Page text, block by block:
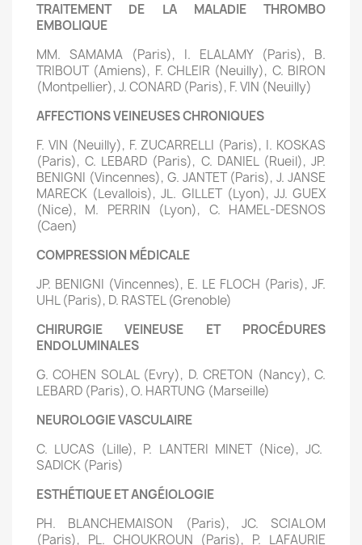
TRAITEMENT DE LA MALADIE THROMBO
EMBOLIQUE
MM. SAMAMA (Paris), I. ELALAMY (Paris), B.
TRIBOUT (Amiens), F. CHLEIR (Neuilly), C. BIRON
(Montpellier), J. CONARD (Paris), F. VIN (Neuilly)
AFFECTIONS VEINEUSES CHRONIQUES
F. VIN (Neuilly), F. ZUCARRELLI (Paris), I. KOSKAS
(Paris), C. LEBARD (Paris), C. DANIEL (Rueil), JP.
BENIGNI (Vincennes), G. JANTET (Paris), J. JANSE
MARECK (Levallois), JL. GILLET (Lyon), JJ. GUEX
(Nice), M. PERRIN (Lyon), C. HAMEL-DESNOS
(Caen)
COMPRESSION MÉDICALE
JP. BENIGNI (Vincennes), E. LE FLOCH (Paris), JF.
UHL (Paris), D. RASTEL (Grenoble)
CHIRURGIE VEINEUSE ET PROCÉDURES
ENDOLUMINALES
G. COHEN SOLAL (Evry), D. CRETON (Nancy), C.
LEBARD (Paris),O. HARTUNG (Marseille)
NEUROLOGIE VASCULAIRE
C. LUCAS (Lille), P. LANTERI MINET (Nice), JC.
SADICK (Paris)
ESTHÉTIQUE ET ANGÉIOLOGIE
PH. BLANCHEMAISON (Paris), JC. SCIALOM
(Paris), PL. CHOUKROUN (Paris), P. LAFAURIE